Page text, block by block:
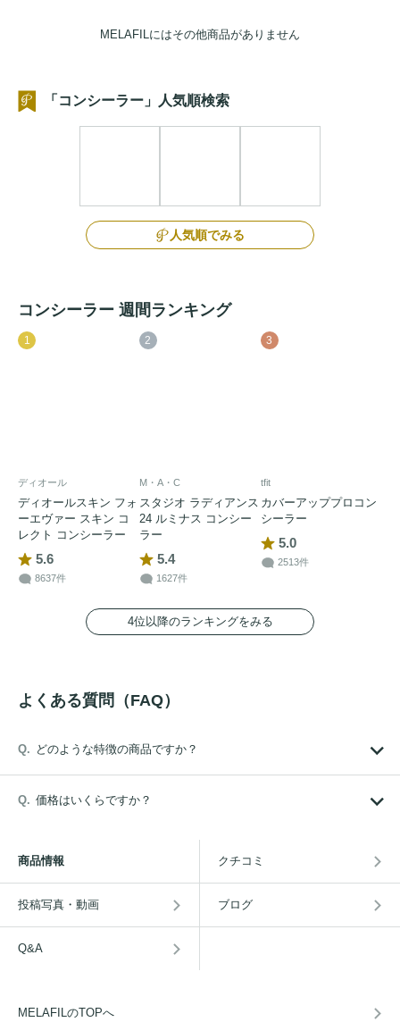
MELAFILにはその他商品がありません
「コンシーラー」人気順検索
人気順でみる
コンシーラー 週間ランキング
1
ディオール
ディオールスキン フォ
ーエヴァー スキン コ
レクト コンシーラー
5.6
8637件
2
M・A・C
スタジオ ラディアンス
24 ルミナス コンシー
ラー
5.4
1627件
3
tfit
カバーアッププロコン
シーラー
5.0
2513件
4位以降のランキングをみる
よくある質問（FAQ）
どのような特徴の商品ですか？
価格はいくらですか？
商品情報 クチコミ
投稿写真・動画 ブログ
Q&A
MELAFILのTOPへ